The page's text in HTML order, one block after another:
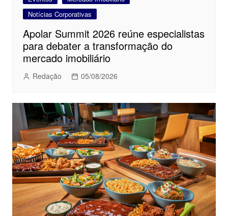
Notícias Corporativas
Apolar Summit 2026 reúne especialistas
para debater a transformação do
mercado imobiliário
Redação 05/08/2026